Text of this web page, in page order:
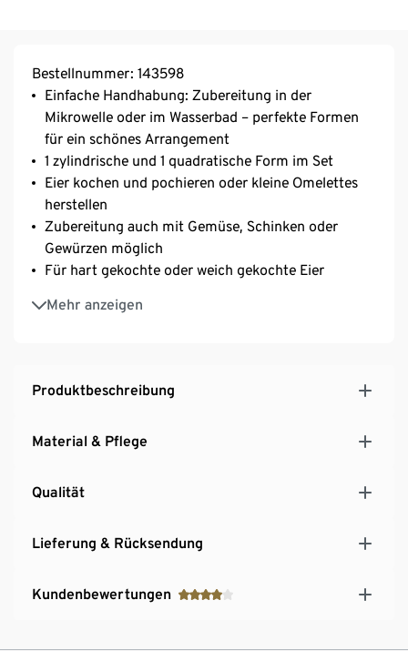
Bestellnummer: 143598
Einfache Handhabung: Zubereitung in der
Mikrowelle oder im Wasserbad – perfekte Formen
für ein schönes Arrangement
1 zylindrische und 1 quadratische Form im Set
Eier kochen und pochieren oder kleine Omelettes
herstellen
Zubereitung auch mit Gemüse, Schinken oder
Gewürzen möglich
Für hart gekochte oder weich gekochte Eier
Mehr anzeigen
Beeindruckende Vorspeisen oder Omelettes mit
wenig Aufwand
Inkl. Rezeptvorschlägen
Produktbeschreibung
Material & Pflege
Qualität
Lieferung & Rücksendung
Kundenbewertungen